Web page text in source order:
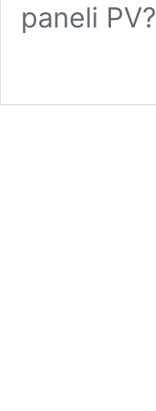
paneli PV?